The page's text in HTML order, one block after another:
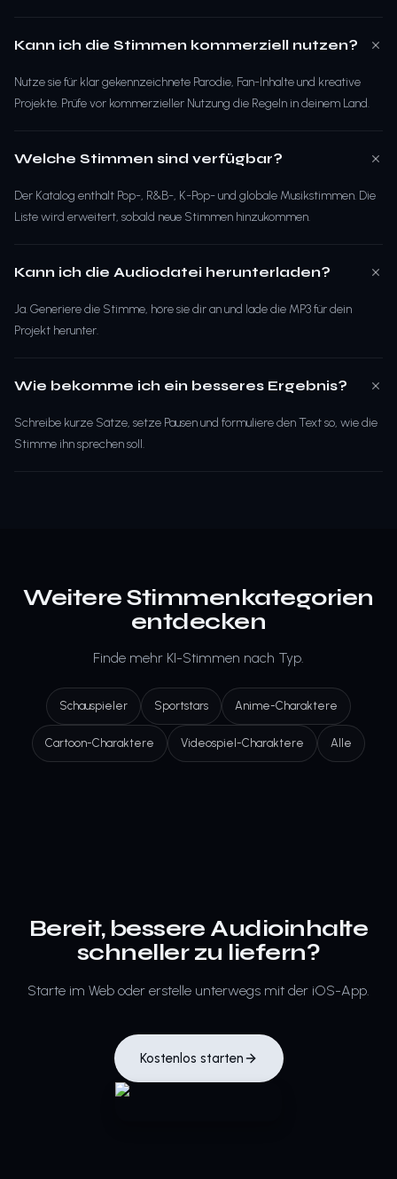
Kann ich die Stimmen kommerziell nutzen?
Nutze sie für klar gekennzeichnete Parodie, Fan-Inhalte und kreative
Projekte. Prüfe vor kommerzieller Nutzung die Regeln in deinem Land.
Welche Stimmen sind verfügbar?
Der Katalog enthält Pop-, R&B-, K-Pop- und globale Musikstimmen. Die
Liste wird erweitert, sobald neue Stimmen hinzukommen.
Kann ich die Audiodatei herunterladen?
Ja. Generiere die Stimme, höre sie dir an und lade die MP3 für dein
Projekt herunter.
Wie bekomme ich ein besseres Ergebnis?
Schreibe kurze Sätze, setze Pausen und formuliere den Text so, wie die
Stimme ihn sprechen soll.
Weitere Stimmenkategorien
entdecken
Finde mehr KI-Stimmen nach Typ.
Schauspieler Sportstars Anime-Charaktere
Cartoon-Charaktere Videospiel-Charaktere Alle
Bereit, bessere Audioinhalte
schneller zu liefern?
Starte im Web oder erstelle unterwegs mit der iOS-App.
Kostenlos starten